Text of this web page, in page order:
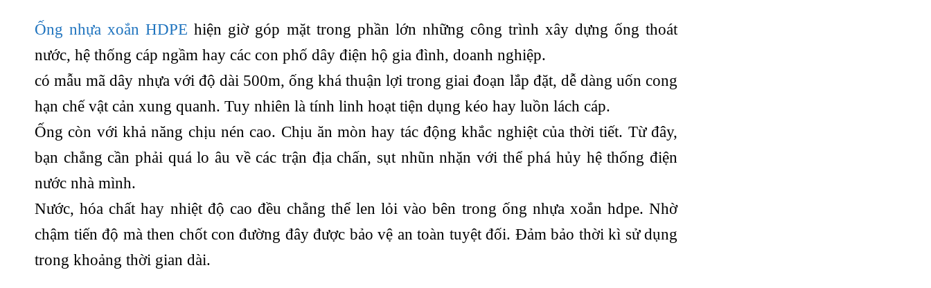
Ống nhựa xoắn HDPE hiện giờ góp mặt trong phần lớn những công trình xây dựng ống thoát
nước, hệ thống cáp ngầm hay các con phố dây điện hộ gia đình, doanh nghiệp.
có mẫu mã dây nhựa với độ dài 500m, ống khá thuận lợi trong giai đoạn lắp đặt, dễ dàng uốn cong
hạn chế vật cản xung quanh. Tuy nhiên là tính linh hoạt tiện dụng kéo hay luồn lách cáp.
Ống còn với khả năng chịu nén cao. Chịu ăn mòn hay tác động khắc nghiệt của thời tiết. Từ đây,
bạn chẳng cần phải quá lo âu về các trận địa chấn, sụt nhũn nhặn với thể phá hủy hệ thống điện
nước nhà mình.
Nước, hóa chất hay nhiệt độ cao đều chẳng thể len lỏi vào bên trong ống nhựa xoắn hdpe. Nhờ
chậm tiến độ mà then chốt con đường đây được bảo vệ an toàn tuyệt đối. Đảm bảo thời kì sử dụng
trong khoảng thời gian dài.